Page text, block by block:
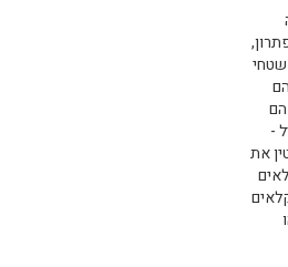
-
את
הוא אומר. "8 חקלאים